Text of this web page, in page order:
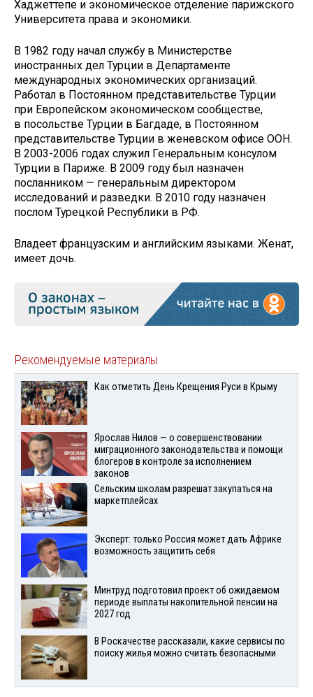
Хаджеттепе и экономическое отделение парижского
Университета права и экономики.
В 1982 году начал службу в Министерстве
иностранных дел Турции в Департаменте
международных экономических организаций.
Работал в Постоянном представительстве Турции
при Европейском экономическом сообществе,
в посольстве Турции в Багдаде, в Постоянном
представительстве Турции в женевском офисе ООН.
В 2003-2006 годах служил Генеральным консулом
Турции в Париже. В 2009 году был назначен
посланником — генеральным директором
исследований и разведки. В 2010 году назначен
послом Турецкой Республики в РФ.
Владеет французским и английским языками. Женат,
имеет дочь.
Рекомендуемые материалы
Как отметить День Крещения Руси в Крыму
Ярослав Нилов — о совершенствовании
миграционного законодательства и помощи
блогеров в контроле за исполнением
законов
Сельским школам разрешат закупаться на
маркетплейсах
Эксперт: только Россия может дать Африке
возможность защитить себя
Минтруд подготовил проект об ожидаемом
периоде выплаты накопительной пенсии на
2027 год
В Роскачестве рассказали, какие сервисы по
поиску жилья можно считать безопасными